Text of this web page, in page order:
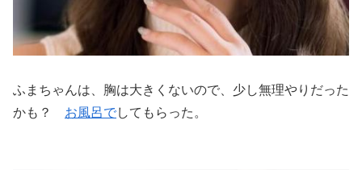
ふまちゃんは、胸は大きくないので、少し無理やりだった
かも？ お風呂でしてもらった。